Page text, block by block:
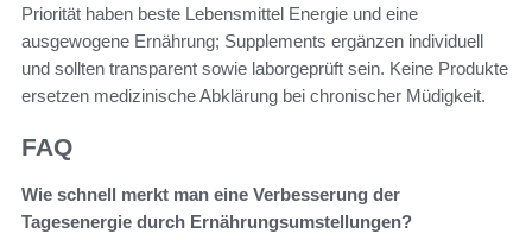
Priorität haben beste Lebensmittel Energie und eine
ausgewogene Ernährung; Supplements ergänzen individuell
und sollten transparent sowie laborgeprüft sein. Keine Produkte
ersetzen medizinische Abklärung bei chronischer Müdigkeit.
FAQ
Wie schnell merkt man eine Verbesserung der
Tagesenergie durch Ernährungsumstellungen?